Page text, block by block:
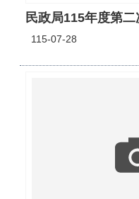
民政局115年度第
115-07-28